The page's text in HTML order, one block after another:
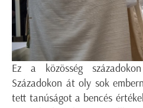
Ez a közösség
Századokon át oly sok
tett tanúságot a bencés